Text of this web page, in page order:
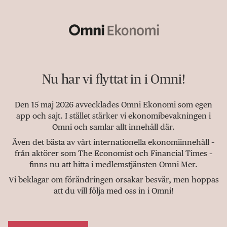
Nu har vi flyttat in i Omni!
Den 15 maj 2026 avvecklades Omni Ekonomi som egen
app och sajt. I stället stärker vi ekonomibevakningen i
Omni och samlar allt innehåll där.
Även det bästa av vårt internationella ekonomiinnehåll –
från aktörer som The Economist och Financial Times –
finns nu att hitta i medlemstjänsten Omni Mer.
Vi beklagar om förändringen orsakar besvär, men hoppas
att du vill följa med oss in i Omni!